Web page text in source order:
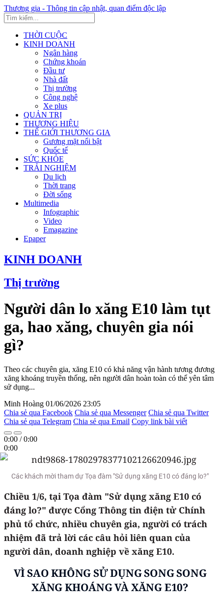
Thương gia - Thông tin cập nhật, quan điểm độc lập
THỜI CUỘC
KINH DOANH
Ngân hàng
Chứng khoán
Đầu tư
Nhà đất
Thị trường
Công nghệ
Xe plus
QUẢN TRỊ
THƯƠNG HIỆU
THẾ GIỚI THƯƠNG GIA
Gương mặt nổi bật
Quốc tế
SỨC KHỎE
TRẢI NGHIỆM
Du lịch
Thời trang
Đời sống
Multimedia
Infographic
Video
Emagazine
Epaper
KINH DOANH
Thị trường
Người dân lo xăng E10 làm tụt
ga, hao xăng, chuyên gia nói
gì?
Theo các chuyên gia, xăng E10 có khả năng vận hành tương đương
xăng khoáng truyền thống, nên người dân hoàn toàn có thể yên tâm
sử dụng...
Minh Hoàng 01/06/2026 23:05
Chia sẻ qua Facebook Chia sẻ qua Messenger Chia sẻ qua Twitter
Chia sẻ qua Telegram Chia sẻ qua Email Copy link bài viết
0:00 /0:00
0:00
Các khách mời tham dự Tọa đàm "Sử dụng xăng E10 có đáng lo?"
Chiều 1/6, tại Tọa đàm "Sử dụng xăng E10 có
đáng lo?" được Cổng Thông tin điện tử Chính
phủ tổ chức, nhiều chuyên gia, người có trách
nhiệm đã trả lời các câu hỏi liên quan của
người dân, doanh nghiệp về xăng E10.
VÌ SAO KHÔNG SỬ DỤNG SONG SONG
XĂNG KHOÁNG VÀ XĂNG E10?